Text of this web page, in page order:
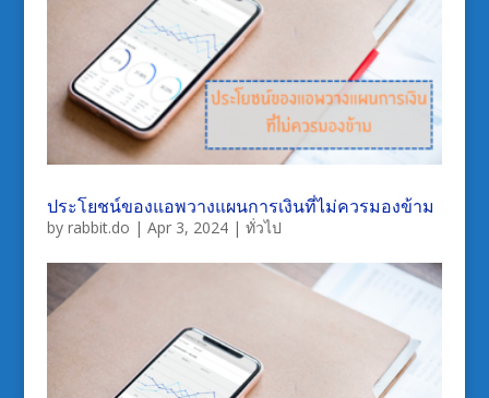
ประโยชน์ของแอพวางแผนการเงินที่ไม่ควรมองข้าม
by rabbit.do | Apr 3, 2024| ทั่วไป